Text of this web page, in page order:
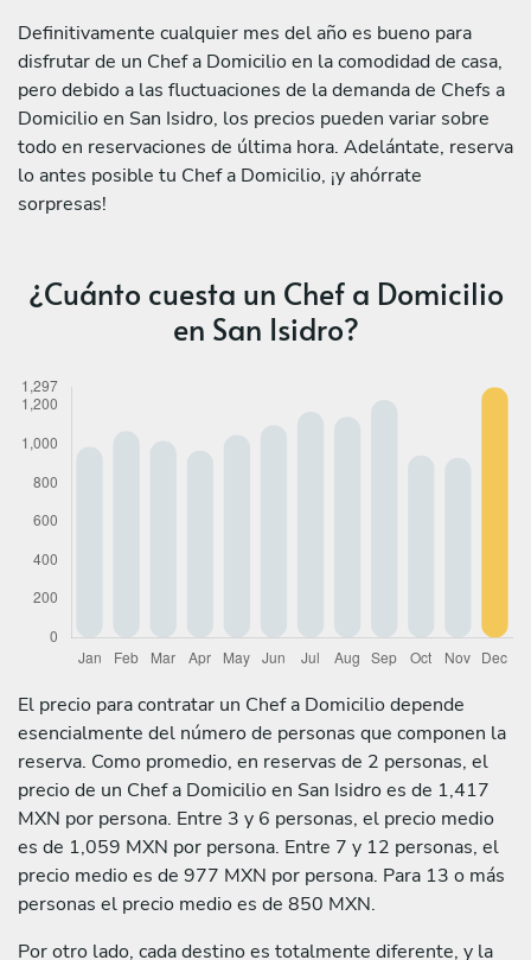
Definitivamente cualquier mes del año es bueno para
disfrutar de un Chef a Domicilio en la comodidad de casa,
pero debido a las fluctuaciones de la demanda de Chefs a
Domicilio en San Isidro, los precios pueden variar sobre
todo en reservaciones de última hora. Adelántate, reserva
lo antes posible tu Chef a Domicilio, ¡y ahórrate
sorpresas!
¿Cuánto cuesta un Chef a Domicilio
en San Isidro?
El precio para contratar un Chef a Domicilio depende
esencialmente del número de personas que componen la
reserva. Como promedio, en reservas de 2 personas, el
precio de un Chef a Domicilio en San Isidro es de 1,417
MXN por persona. Entre 3 y 6 personas, el precio medio
es de 1,059 MXN por persona. Entre 7 y 12 personas, el
precio medio es de 977 MXN por persona. Para 13 o más
personas el precio medio es de 850 MXN.
Por otro lado, cada destino es totalmente diferente, y la